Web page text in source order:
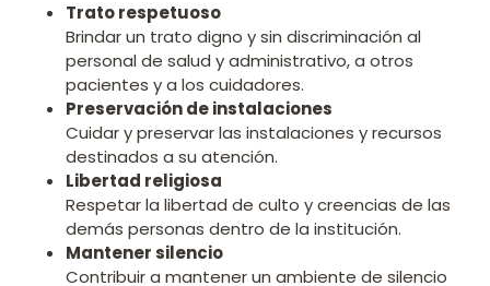
Trato respetuoso
Brindar un trato digno y sin discriminación al
personal de salud y administrativo, a otros
pacientes y a los cuidadores.
Preservación de instalaciones
Cuidar y preservar las instalaciones y recursos
destinados a su atención.
Libertad religiosa
Respetar la libertad de culto y creencias de las
demás personas dentro de la institución.
Mantener silencio
Contribuir a mantener un ambiente de silencio